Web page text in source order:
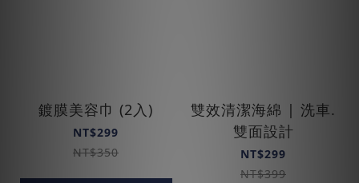
鍍膜美容巾 (2入)
NT$299
NT$350
雙效清潔海綿 | 洗車.
雙面設計
NT$299
NT$399